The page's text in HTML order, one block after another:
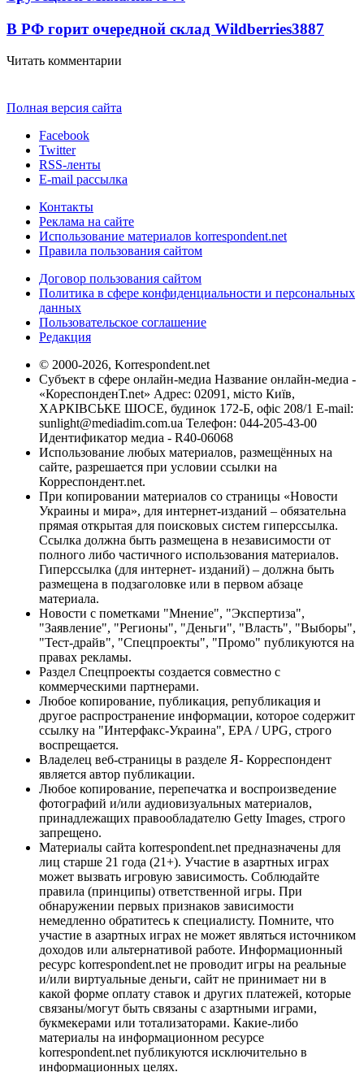
В РФ горит очередной склад Wildberries3887
Читать комментарии
Полная версия сайта
Facebook
Twitter
RSS-ленты
E-mail рассылка
Контакты
Реклама на сайте
Использование материалов korrespondent.net
Правила пользования сайтом
Договор пользования сайтом
Политика в сфере конфиденциальности и персональных
данных
Пользовательское соглашение
Редакция
© 2000-2026, Korrespondent.net
Субъект в сфере онлайн-медиа Название онлайн-медиа -
«КореспонденТ.net» Адрес: 02091, місто Київ,
ХАРКІВСЬКЕ ШОСЕ, будинок 172-Б, офіс 208/1 E-mail:
sunlight@mediadim.com.ua Телефон: 044-205-43-00
Идентификатор медиа - R40-06068
Использование любых материалов, размещённых на
сайте, разрешается при условии ссылки на
Корреспондент.net.
При копировании материалов со страницы «Новости
Украины и мира», для интернет-изданий – обязательна
прямая открытая для поисковых систем гиперссылка.
Ссылка должна быть размещена в независимости от
полного либо частичного использования материалов.
Гиперссылка (для интернет- изданий) – должна быть
размещена в подзаголовке или в первом абзаце
материала.
Новости с пометками "Мнение", "Экспертиза",
"Заявление", "Регионы", "Деньги", "Власть", "Выборы",
"Тест-драйв", "Спецпроекты", "Промо" публикуются на
правах рекламы.
Раздел Спецпроекты создается совместно с
коммерческими партнерами.
Любое копирование, публикация, републикация и
другое распространение информации, которое содержит
ссылку на "Интерфакс-Украина", EPA / UPG, строго
воспрещается.
Владелец веб-страницы в разделе Я- Корреспондент
является автор публикации.
Любое копирование, перепечатка и воспроизведение
фотографий и/или аудиовизуальных материалов,
принадлежащих правообладателю Getty Images, строго
запрещено.
Материалы сайта korrespondent.net предназначены для
лиц старше 21 года (21+). Участие в азартных играх
может вызвать игровую зависимость. Соблюдайте
правила (принципы) ответственной игры. При
обнаружении первых признаков зависимости
немедленно обратитесь к специалисту. Помните, что
участие в азартных играх не может являться источником
доходов или альтернативой работе. Информационный
ресурс korrespondent.net не проводит игры на реальные
и/или виртуальные деньги, сайт не принимает ни в
какой форме оплату ставок и других платежей, которые
связаны/могут быть связаны с азартными играми,
букмекерами или тотализаторами. Какие-либо
материалы на информационном ресурсе
korrespondent.net публикуются исключительно в
информационных целях.